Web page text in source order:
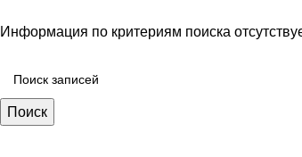
Информация по критериям поиска
Поиск